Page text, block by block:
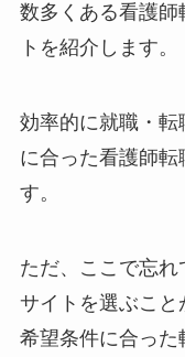
数多くある看護
トを紹介します。
効率的に就職・
に合った看護師
す。
ただ、ここで忘
サイトを選ぶこ
希望条件に合った